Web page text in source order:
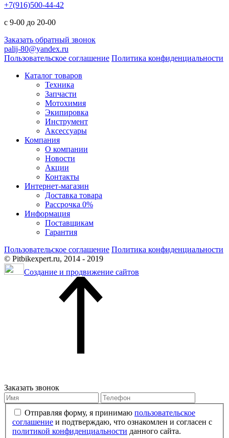
+7(916)500-44-42
с 9-00 до 20-00
Заказать обратный звонок
palij-80@yandex.ru
Пользовательское соглашение Политика конфиденциальности
Каталог товаров
Техника
Запчасти
Мотохимия
Экипировка
Инструмент
Аксессуары
Компания
О компании
Новости
Акции
Контакты
Интернет-магазин
Доставка товара
Рассрочка 0%
Информация
Поставщикам
Гарантия
Пользовательское соглашение Политика конфиденциальности
© Pitbikexpert.ru, 2014 - 2019
Создание и продвижение сайтов
Заказать звонок
Отправляя форму, я принимаю пользовательское
соглашение и подтверждаю, что ознакомлен и согласен с
политикой конфиденциальности данного сайта.